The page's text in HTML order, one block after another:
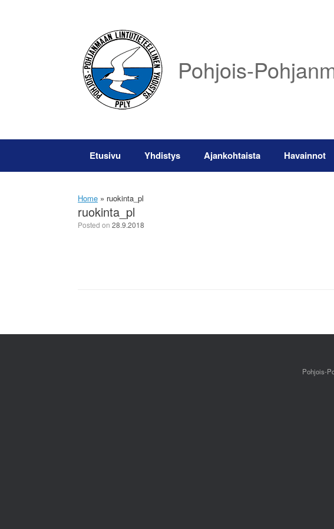
Pohjois-
Etusivu Yhdistys Ajankohtaista Havainnot
Home » ruokinta_pl
ruokinta_pl
Posted on 28.9.2018
Pohjois-